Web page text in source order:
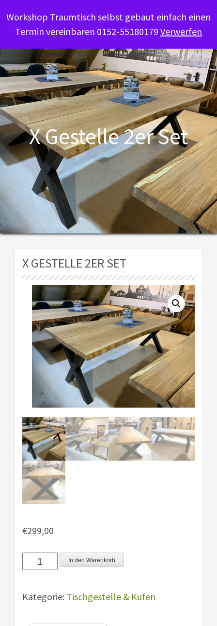
X Gestelle 2er Set
X GESTELLE 2ER SET
€299,00
Gestelle
Set
In den Warenkorb
Kategorie: Tischgestelle & Kufen
Workshop Traumtisch selbst gebaut einfach einen
Termin vereinbaren 0152-55180179 Verwerfen